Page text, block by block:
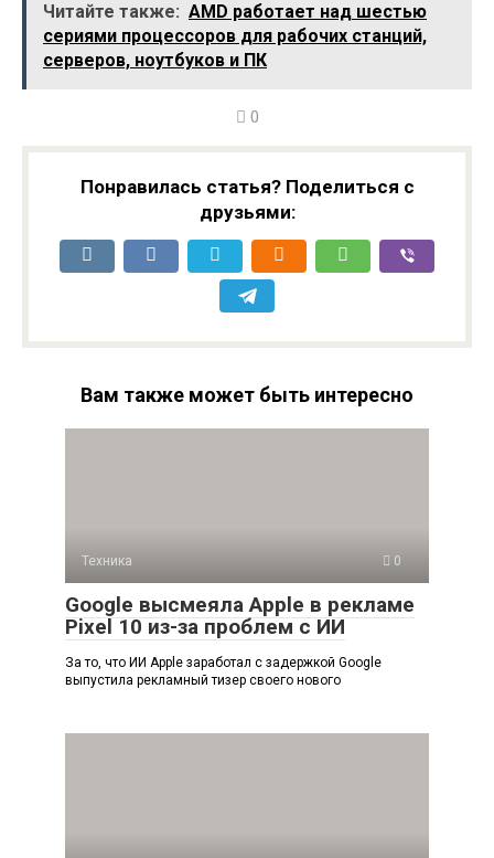
GC-HPWR
рекомендованного
значения
Читайте также: AMD работает над шестью
сериями процессоров для рабочих станций,
серверов, ноутбуков и ПК
0
Понравилась статья? Поделиться с
друзьями:
Вам также может быть интересно
Техника 0
Google высмеяла Apple в рекламе
Pixel 10 из-за проблем с ИИ
За то, что ИИ Apple заработал с задержкой Google
выпустила рекламный тизер своего нового